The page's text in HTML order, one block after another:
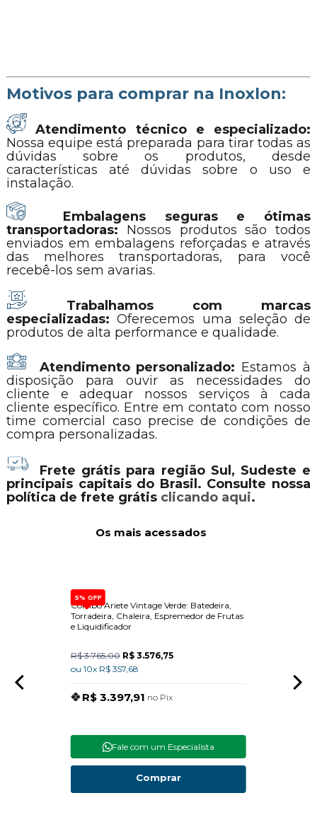
Motivos para comprar na Inoxlon:
Atendimento técnico e especializado:
Nossa equipe está preparada para tirar todas as
dúvidas sobre os produtos, desde
características até dúvidas sobre o uso e
instalação.
Embalagens seguras e ótimas
transportadoras: Nossos produtos são todos
enviados em embalagens reforçadas e através
das melhores transportadoras, para você
recebê-los sem avarias.
Trabalhamos com marcas
especializadas:Oferecemos uma seleção de
produtos de alta performance e qualidade.
Atendimento personalizado: Estamos à
disposição para ouvir as necessidades do
cliente e adequar nossos serviços à cada
cliente específico. Entre em contato com nosso
time comercial caso precise de condições de
compra personalizadas.
Frete grátis para região Sul, Sudeste e
principais capitais do Brasil. Consulte nossa
política de frete grátis clicando aqui.
Os mais acessados
5% OFF
Combo Ariete Vintage Verde: Batedeira,
Torradeira, Chaleira, Espremedor de Frutas
e Liquidificador
R$ 3.765,00 R$ 3.576,75
ou 10x R$ 357,68
R$ 3.397,91 no Pix
Fale com um Especialista
Comprar